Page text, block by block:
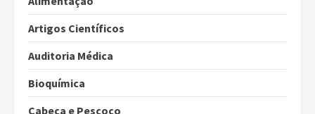
Artigos Científicos
Auditoria Médica
Bioquímica
Cabeça e Pescoço